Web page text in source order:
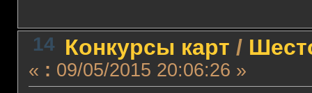
14 Конкурсы карт /
« : 09/05/2015 20:06:26 »